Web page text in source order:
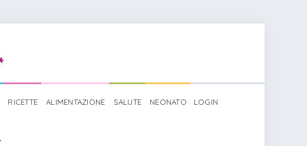
RICETTE ALIMENTAZIONE SALUTE NEONATO LOGIN